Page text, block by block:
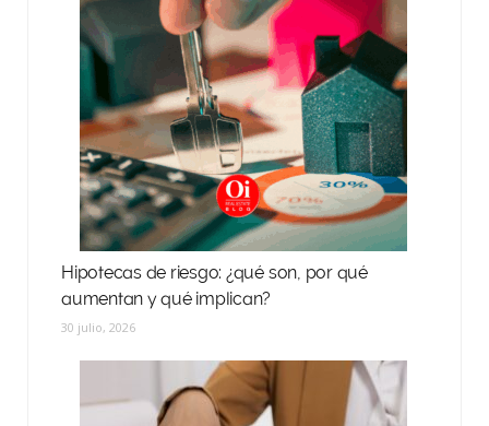
Hipotecas de riesgo: ¿qué son, por qué
aumentan y qué implican?
30 julio, 2026